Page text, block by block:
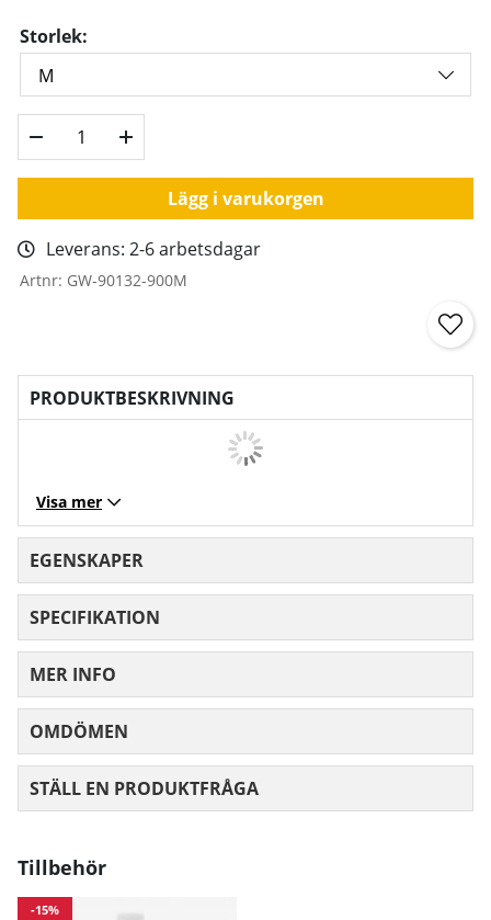
Storlek:
Lägg i varukorgen
Leverans: 2-6 arbetsdagar
Artnr: GW-90132-900M
PRODUKTBESKRIVNING
Visa mer
EGENSKAPER
SPECIFIKATION
MER INFO
OMDÖMEN
STÄLL EN PRODUKTFRÅGA
Tillbehör
-15%